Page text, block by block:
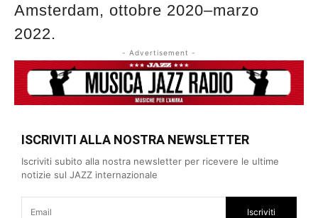
Amsterdam, ottobre 2020–marzo
2022.
- Advertisement -
ISCRIVITI ALLA NOSTRA NEWSLETTER
Iscriviti subito alla nostra newsletter per ricevere le ultime
notizie sul JAZZ internazionale
Iscriviti